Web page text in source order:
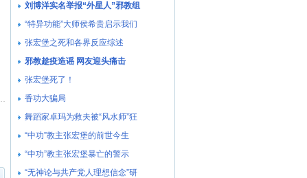
刘博洋实名举报“外星人”邪教组
“特异功能”大师侯希贵启示我们
张宏堡之死和各界反应综述
邪教趁疫造谣 网友迎头痛击
张宏堡死了！
香功大骗局
舞蹈家卓玛为救夫被“风水师”狂
“中功”教主张宏堡的前世今生
“中功”教主张宏堡暴亡的警示
“无神论与共产党人理想信念”研